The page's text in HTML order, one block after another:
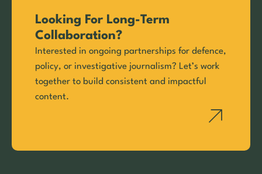
Looking For Long-Term
Collaboration?
Interested in ongoing partnerships for defence,
policy, or investigative journalism? Let’s work
together to build consistent and impactful
content.